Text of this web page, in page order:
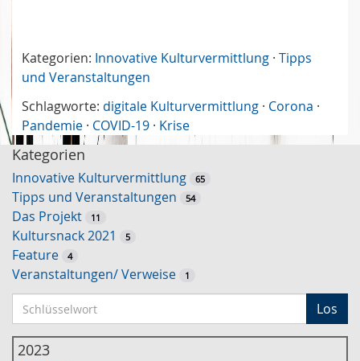
Kategorien: Innovative Kulturvermittlung · Tipps
und Veranstaltungen
Schlagworte: digitale Kulturvermittlung · Corona ·
Pandemie · COVID-19 · Krise
Kategorien
Innovative Kulturvermittlung 65
Tipps und Veranstaltungen 54
Das Projekt 11
Kultursnack 2021 5
Feature 4
Veranstaltungen/ Verweise 1
c
h
Los
2023